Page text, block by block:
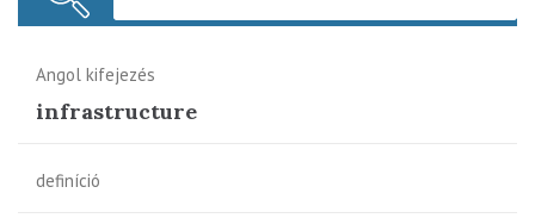
Angol kifejezés
infrastructure
definíció